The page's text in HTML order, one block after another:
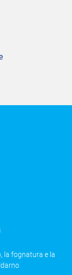
la fognatura e la